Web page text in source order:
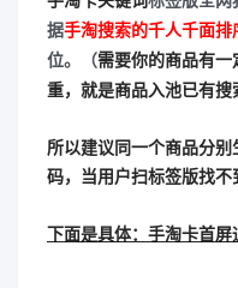
据手淘搜索的千人千面排
位。（需要你的商品有
重，就是商品入池已有搜
所以建议同一个商品分
码，当用户扫标签版找不
下面是具体：手淘卡首屏